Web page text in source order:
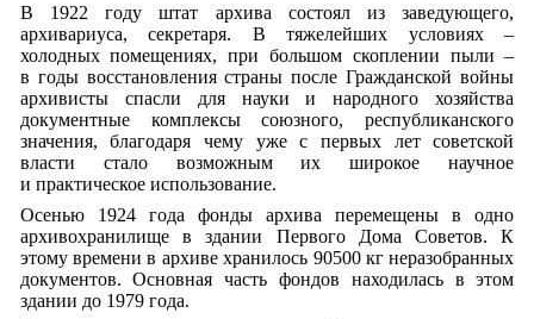
В 1922 году штат архива состоял из заведующего,
архивариуса, секретаря. В тяжелейших условиях –
холодных помещениях, при большом скоплении пыли –
в годы восстановления страны после Гражданской войны
архивисты спасли для науки и народного хозяйства
документные комплексы союзного, республиканского
значения, благодаря чему уже с первых лет советской
власти стало возможным их широкое научное
и практическое использование.
Осенью 1924 года фонды архива перемещены в одно
архивохранилище в здании Первого Дома Советов. К
этому времени в архиве хранилось 90500 кг неразобранных
документов. Основная часть фондов находилась в этом
здании до 1979 года.